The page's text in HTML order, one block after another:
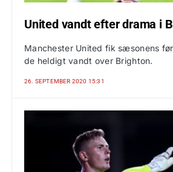
United vandt efter drama i
Manchester United fik sæsonens
de heldigt vandt over Brighton.
26. SEPTEMBER 2020 15:31